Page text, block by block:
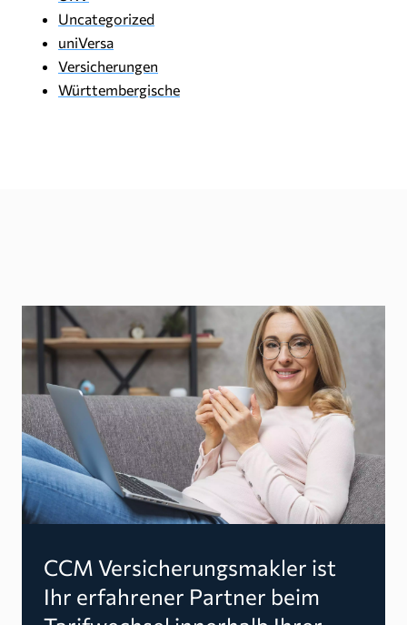
Uncategorized
uniVersa
Versicherungen
Württembergische
CCM Versicherungsmakler ist
Ihr erfahrener Partner beim